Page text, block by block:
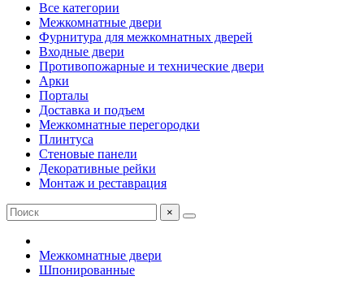
Все категории
Межкомнатные двери
Фурнитура для межкомнатных дверей
Входные двери
Противопожарные и технические двери
Арки
Порталы
Доставка и подъем
Межкомнатные перегородки
Плинтуса
Стеновые панели
Декоративные рейки
Монтаж и реставрация
×
Межкомнатные двери
Шпонированные